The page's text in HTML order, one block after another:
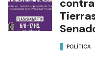
POLÍTICA